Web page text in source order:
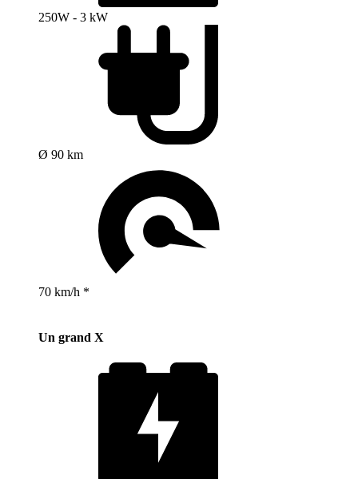
250W - 3 kW
Ø 90 km
70 km/h *
Un grand X